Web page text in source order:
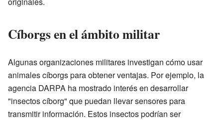
Cíborgs en el ámbito militar
Algunas organizaciones militares investigan cómo usar
animales cíborgs para obtener ventajas. Por ejemplo, la
agencia DARPA ha mostrado interés en desarrollar
"insectos cíborg" que puedan llevar sensores para
transmitir información. Estos insectos podrían ser